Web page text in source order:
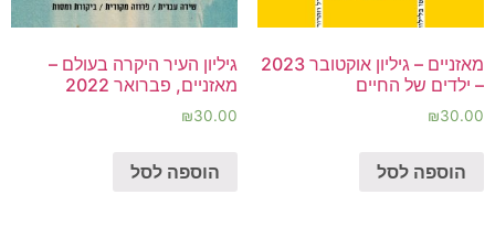
מאזניים – גיליון אוקטובר 2023
– ילדים של החיים
₪30.00
הוספה לסל
גיליון העיר היקרה בעולם –
מאזניים, פברואר 2022
₪30.00
הוספה לסל